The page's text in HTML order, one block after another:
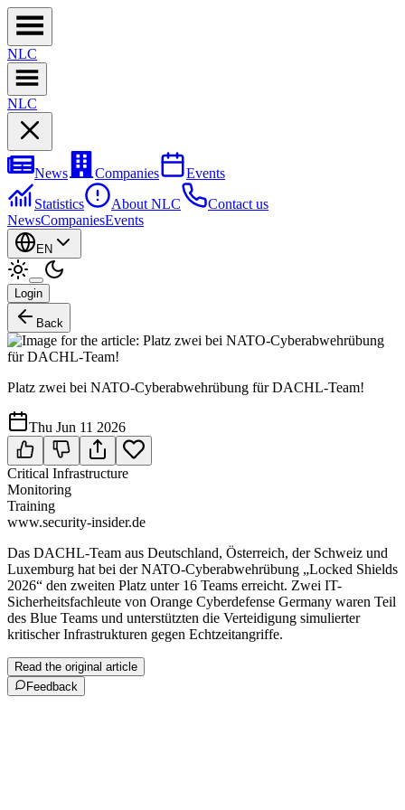
NLC
NLC
News Companies
Events
Statistics
About NLC
Contact us
NewsCompaniesEvents
EN
Login
Back
Platz zwei bei NATO-Cyber­abwehr­übung für DACHL-Team!
Thu Jun 11 2026
Critical Infrastructure
Monitoring
Training
www.security-insider.de
Das DACHL-Team aus Deutschland, Österreich, der Schweiz und
Luxemburg hat bei der NATO-Cyberabwehrübung „Locked Shields
2026“ den zweiten Platz unter 16 Teams erreicht. Zwei IT-
Sicherheitsfachleute von Orange Cyberdefense Germany waren Teil
des Blue Teams und unterstützten die Verteidigung simulierter
kritischer Infrastrukturen gegen Echtzeitangriffe.
Read the original article
Feedback